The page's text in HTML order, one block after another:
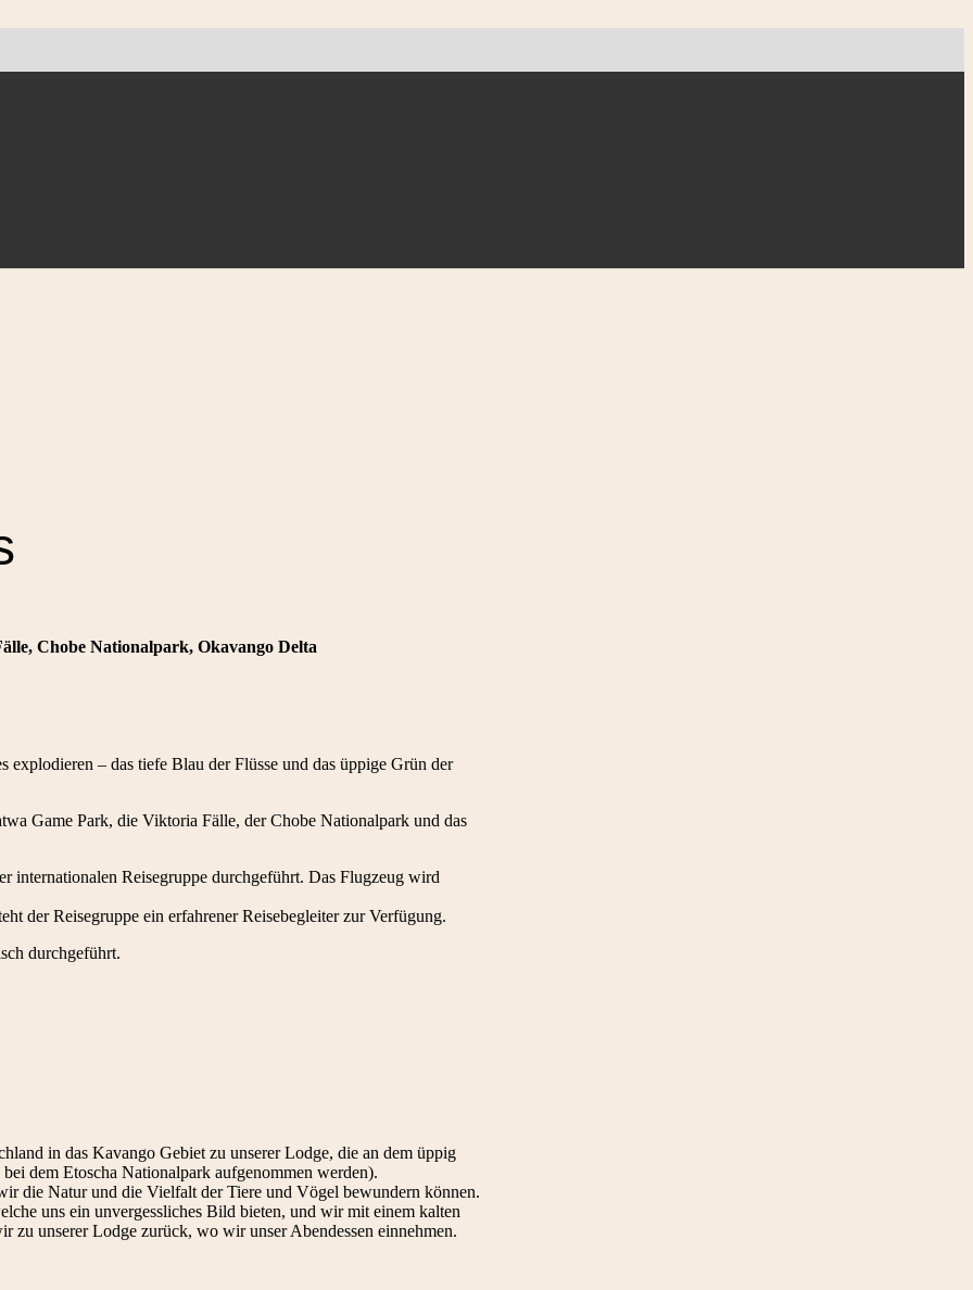
Chobe Nationalpark, Okavango Delta
– das tiefe Blau der Flüsse und das üppige Grün der
Game Park, die Viktoria Fälle, der Chobe Nationalpark und das
internationalen Reisegruppe durchgeführt. Das Flugzeug wird
der Reisegruppe ein erfahrener Reisebegleiter zur Verfügung.
durchgeführt.
in das Kavango Gebiet zu unserer Lodge, die an dem üppig
dem Etoscha Nationalpark aufgenommen werden).
die Natur und die Vielfalt der Tiere und Vögel bewundern können.
uns ein unvergessliches Bild bieten, und wir mit einem kalten
zu unserer Lodge zurück, wo wir unser Abendessen einnehmen.